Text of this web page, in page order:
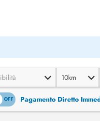
10km
OFF Pagamento Diretto